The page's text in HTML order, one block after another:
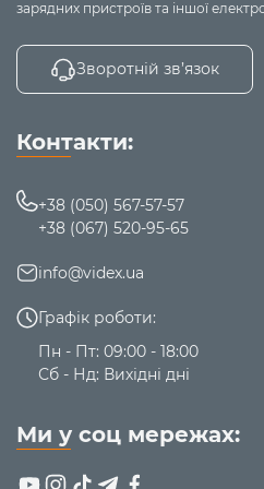
зарядних пристроїв та іншої
Зворотній зв’язок
Контакти:
+38 (050) 567-57-57
+38 (067) 520-95-65
info@videx.ua
Графік роботи:
Пн - Пт: 09:00 - 18:00
Сб - Нд: Вихідні дні
Ми у соц мережах: